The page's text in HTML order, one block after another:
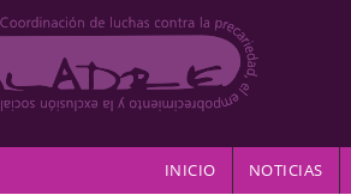
INICIO NOTICIAS